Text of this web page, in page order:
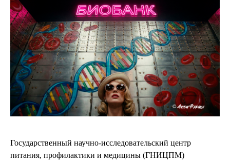
Государственный научно-исследовательский центр
питания, профилактики и медицины (ГНИЦПМ)